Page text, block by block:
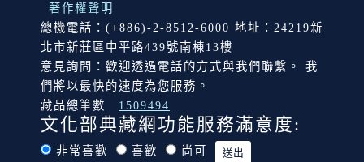
著作權聲明
總機電話：(+886)-2-8512-6000 地址：24219新
北市新莊區中平路439號南棟13樓
意見詢問：歡迎透過電話的方式與我們聯繫。 我
們將以最快的速度為您服務。
藏品總筆數
1509494
文化部典藏網功能服務滿意度:
非常喜歡 喜歡 尚可